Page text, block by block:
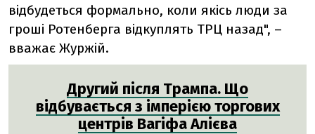
відбудеться формально, коли якісь люди за
гроші Ротенберга відкуплять ТРЦ назад", –
вважає Журжій.
Другий після Трампа. Що
відбувається з імперією торгових
центрів Вагіфа Алієва